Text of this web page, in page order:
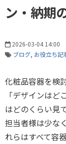
ン・納期
2026-03-04 14:00
ブログ お役立ち記
化粧品容器を検
「デザインは
はどのくらい見
担当者様は少な
れらはすべて容